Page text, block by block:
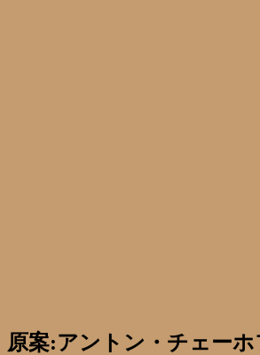
原案:アントン・チェーホ